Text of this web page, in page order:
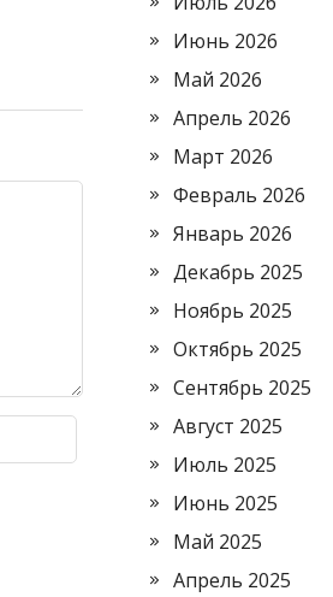
Июнь 2026
Май 2026
Апрель 2026
Март 2026
Февраль 2026
Январь 2026
Декабрь 2025
Ноябрь 2025
Октябрь 2025
Сентябрь 2025
Август 2025
Июль 2025
Июнь 2025
Май 2025
Апрель 2025